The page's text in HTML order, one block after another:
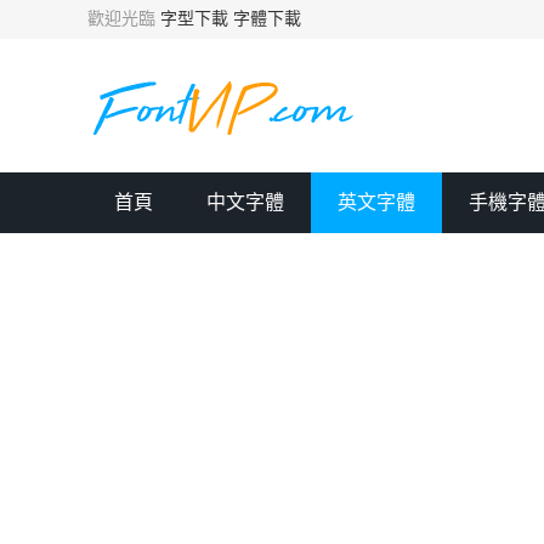
歡迎光臨 字型下載 字體下載
首頁 中文字體 英文字體 手機字